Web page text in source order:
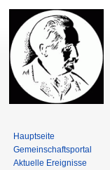
Hauptseite
Gemeinschafts­portal
Aktuelle Ereignisse